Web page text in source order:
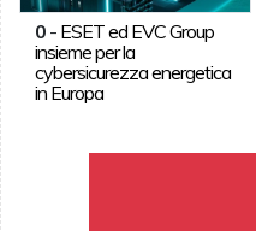
0- ESET ed EVC Group
insieme per la
cybersicurezza energetica
in Europa